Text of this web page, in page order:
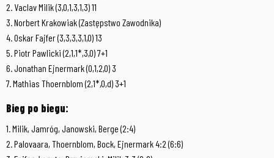
2. Vaclav Milik (3,0,1,3,1,3) 11
3. Norbert Krakowiak (Zastępstwo Zawodnika)
4. Oskar Fajfer (3,3,3,3,1,0) 13
5. Piotr Pawlicki (2,1,1*,3,0) 7+1
6. Jonathan Ejnermark (0,1,2,0) 3
7. Mathias Thoernblom (2,1*,0,d) 3+1
Bieg po biegu:
1. Milik, Jamróg, Janowski, Berge (2:4)
2. Palovaara, Thoernblom, Bock, Ejnermark 4:2 (6:6)